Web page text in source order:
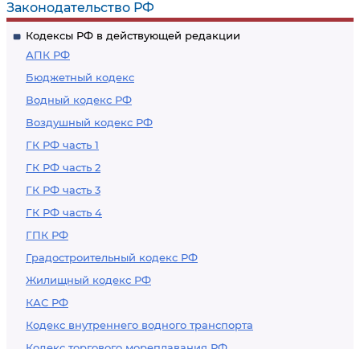
Законодательство РФ
Кодексы РФ в действующей редакции
АПК РФ
Бюджетный кодекс
Водный кодекс РФ
Воздушный кодекс РФ
ГК РФ часть 1
ГК РФ часть 2
ГК РФ часть 3
ГК РФ часть 4
ГПК РФ
Градостроительный кодекс РФ
Жилищный кодекс РФ
КАС РФ
Кодекс внутреннего водного транспорта